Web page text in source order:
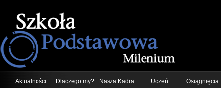
Aktualności Dlaczego my? Nasza Kadra Uczeń Osiągnięcia